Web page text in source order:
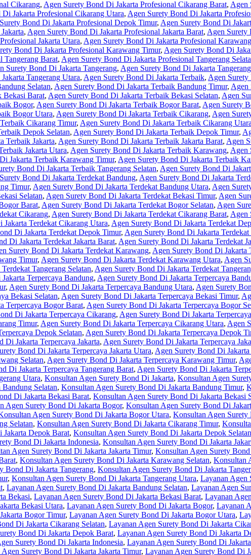
Cikarang, Agen Surety Bond Di Jakarta Profesional Cikarang Barat, Agen
Jakarta Profesional Cikarang Utara, Agen Surety Bond Di Jakarta
Bond Di Jakarta Profesional Depok Timur, Agen Surety Bond Di
, Agen Surety Bond Di Jakarta Profesional Jakarta Barat, Agen Surety
Jakarta Utara, Agen Surety Bond Di Jakarta Profesional Karawang
Bond Di Jakarta Profesional Karawang Timur, Agen Surety Bond Di
Tangerang Barat, Agen Surety Bond Di Jakarta Profesional Tangerang
Surety Bond Di Jakarta Tangerang, Agen Surety Bond Di Jakarta
Tangerang Utara, Agen Surety Bond Di Jakarta Terbaik, Agen Surety
Selatan, Agen Surety Bond Di Jakarta Terbaik Bandung Timur, Agen
Bekasi Barat, Agen Surety Bond Di Jakarta Terbaik Bekasi Selatan, Agen
Bogor, Agen Surety Bond Di Jakarta Terbaik Bogor Barat, Agen Surety
Bogor Utara, Agen Surety Bond Di Jakarta Terbaik Cikarang, Agen
Cikarang Timur, Agen Surety Bond Di Jakarta Terbaik Cikarang
Depok Selatan, Agen Surety Bond Di Jakarta Terbaik Depok Timur,
Terbaik Jakarta, Agen Surety Bond Di Jakarta Terbaik Jakarta Barat, Agen
Jakarta Utara, Agen Surety Bond Di Jakarta Terbaik Karawang, Agen
Jakarta Terbaik Karawang Timur, Agen Surety Bond Di Jakarta Terbaik
Bond Di Jakarta Terbaik Tangerang Selatan, Agen Surety Bond Di
Bond Di Jakarta Terdekat Bandung, Agen Surety Bond Di Jakarta
Timur, Agen Surety Bond Di Jakarta Terdekat Bandung Utara, Agen
Selatan, Agen Surety Bond Di Jakarta Terdekat Bekasi Timur, Agen
Barat, Agen Surety Bond Di Jakarta Terdekat Bogor Selatan, Agen
Cikarang, Agen Surety Bond Di Jakarta Terdekat Cikarang Barat, Agen
Terdekat Cikarang Utara, Agen Surety Bond Di Jakarta Terdekat
Di Jakarta Terdekat Depok Timur, Agen Surety Bond Di Jakarta
Di Jakarta Terdekat Jakarta Barat, Agen Surety Bond Di Jakarta Terdekat
Surety Bond Di Jakarta Terdekat Karawang, Agen Surety Bond Di Jakarta
Timur, Agen Surety Bond Di Jakarta Terdekat Karawang Utara, Agen
Tangerang Selatan, Agen Surety Bond Di Jakarta Terdekat
Terpercaya Bandung, Agen Surety Bond Di Jakarta Terpercaya
, Agen Surety Bond Di Jakarta Terpercaya Bandung Utara, Agen Surety
Bekasi Selatan, Agen Surety Bond Di Jakarta Terpercaya Bekasi Timur,
Terpercaya Bogor Barat, Agen Surety Bond Di Jakarta Terpercaya Bogor
Di Jakarta Terpercaya Cikarang, Agen Surety Bond Di Jakarta
Timur, Agen Surety Bond Di Jakarta Terpercaya Cikarang Utara, Agen
Depok Selatan, Agen Surety Bond Di Jakarta Terpercaya Depok
Di Jakarta Terpercaya Jakarta, Agen Surety Bond Di Jakarta Terpercaya
Bond Di Jakarta Terpercaya Jakarta Utara, Agen Surety Bond Di
Selatan, Agen Surety Bond Di Jakarta Terpercaya Karawang Timur,
Di Jakarta Terpercaya Tangerang Barat, Agen Surety Bond Di Jakarta
Utara, Konsultan Agen Surety Bond Di Jakarta, Konsultan Agen
Selatan, Konsultan Agen Surety Bond Di Jakarta Bandung Timur,
Di Jakarta Bekasi Barat, Konsultan Agen Surety Bond Di Jakarta Bekasi
Agen Surety Bond Di Jakarta Bogor, Konsultan Agen Surety Bond Di
Agen Surety Bond Di Jakarta Bogor Utara, Konsultan Agen
Selatan, Konsultan Agen Surety Bond Di Jakarta Cikarang Timur,
Depok Barat, Konsultan Agen Surety Bond Di Jakarta Depok Selatan
Bond Di Jakarta Indonesia, Konsultan Agen Surety Bond Di Jakarta
Agen Surety Bond Di Jakarta Jakarta Timur, Konsultan Agen Surety
, Konsultan Agen Surety Bond Di Jakarta Karawang Selatan, Konsultan
Bond Di Jakarta Tangerang, Konsultan Agen Surety Bond Di Jakarta
, Konsultan Agen Surety Bond Di Jakarta Tangerang Utara, Layanan Agen
, Layanan Agen Surety Bond Di Jakarta Bandung Selatan, Layanan Agen
Bekasi, Layanan Agen Surety Bond Di Jakarta Bekasi Barat, Layanan
Bekasi Utara, Layanan Agen Surety Bond Di Jakarta Bogor, Layanan
Bogor Timur, Layanan Agen Surety Bond Di Jakarta Bogor Utara,
Di Jakarta Cikarang Selatan, Layanan Agen Surety Bond Di Jakarta
Bond Di Jakarta Depok Barat, Layanan Agen Surety Bond Di Jakarta
Surety Bond Di Jakarta Indonesia, Layanan Agen Surety Bond Di
Surety Bond Di Jakarta Jakarta Timur, Layanan Agen Surety Bond Di